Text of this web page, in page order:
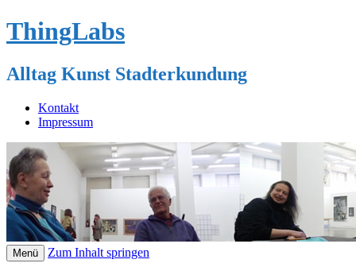
ThingLabs
Alltag Kunst Stadterkundung
Kontakt
Impressum
Menü Zum Inhalt springen